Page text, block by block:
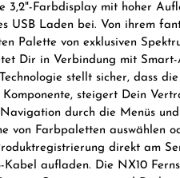
Farbdisplay mit hoher
USB Laden bei. Von ihrem
Palette von exklusiven
Dir in Verbindung mit
stellt sicher, dass
steigert Dein
durch die Menüs
von Farbpaletten auswählen
direkt am
aufladen. Die NX10